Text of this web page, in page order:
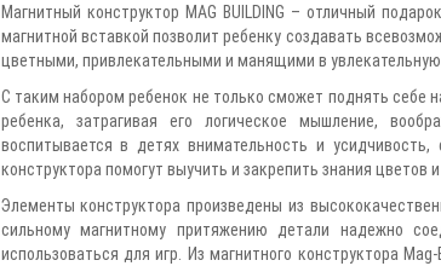
Магнитный конструктор MAG BUILDING – отличный
магнитной вставкой позволит ребенку создавать
цветными, привлекательными и манящими в увлекательную
С таким набором ребенок не только сможет поднять себе
ребенка, затрагивая его логическое мышление,
воспитывается в детях внимательность и
конструктора помогут выучить и закрепить знания цветов
Элементы конструктора произведены из
сильному магнитному притяжению детали надежно
использоваться для игр. Из магнитного конструктора